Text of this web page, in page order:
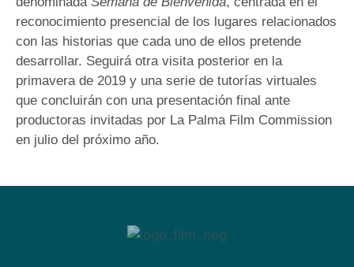
reconocimiento presencial de los lugares relacionados
con las historias que cada uno de ellos pretende
desarrollar. Seguirá otra visita posterior en la
primavera de 2019 y una serie de tutorías virtuales
que concluirán con una presentación final ante
productoras invitadas por La Palma Film Commission
en julio del próximo año.